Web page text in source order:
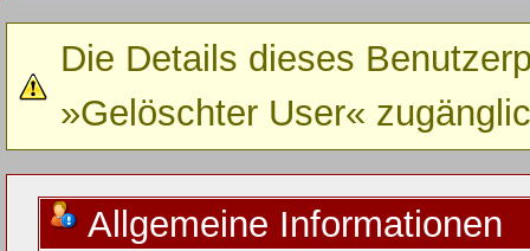
Die Details dieses
»Gelöschter User«
Allgemeine Informationen